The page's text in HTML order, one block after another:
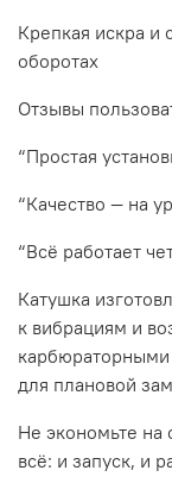
Крепкая искра и
оборотах
Отзывы
“Простая
“Качество — на
“Всё работает
Катушка
к вибрациям и
карбюраторными
для плановой
Не экономьте на
всё: и запуск, и